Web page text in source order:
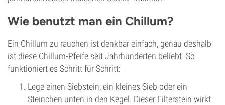
Wie benutzt man ein Chillum?
Ein Chillum zu rauchen ist denkbar einfach, genau deshalb
ist diese Chillum-Pfeife seit Jahrhunderten beliebt. So
funktioniert es Schritt für Schritt:
Lege einen Siebstein, ein kleines Sieb oder ein
Steinchen unten in den Kegel. Dieser Filterstein wirkt